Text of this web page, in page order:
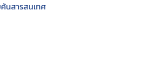
นสารสนเทศ